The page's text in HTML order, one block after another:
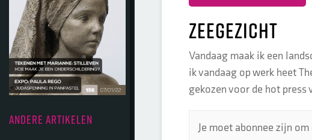
ANDERE ARTIKELEN
zeegezicht
Vandaag maak ik een
ik vandaag op werk heet
gekozen voor de hot press
Je moet abonnee zijn